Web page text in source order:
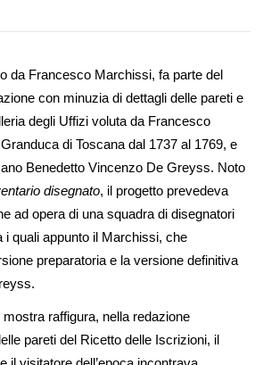
da Francesco Marchissi, fa parte del
con minuzia di dettagli delle pareti e
degli Uffizi voluta da Francesco
di Toscana dal 1737 al 1769, e
Benedetto Vincenzo De Greyss. Noto
disegnato, il progetto prevedeva
ad opera di una squadra di disegnatori
i quali appunto il Marchissi, che
preparatoria e la versione definitiva
raffigura, nella redazione
pareti del Ricetto delle Iscrizioni, il